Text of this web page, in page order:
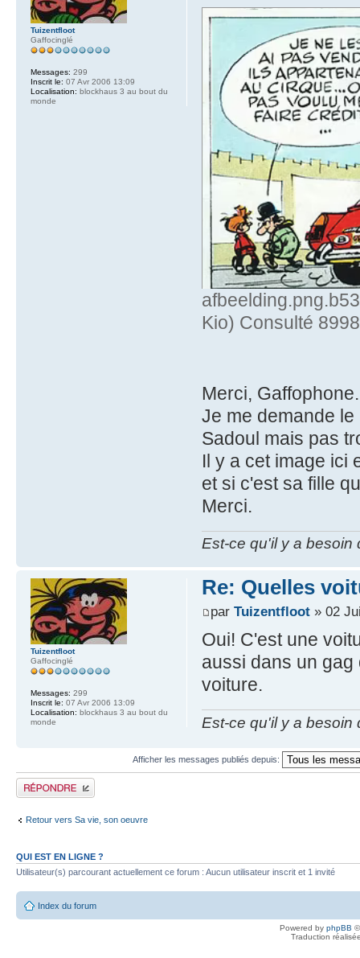
Kio) Consulté
Merci, Gaffophone.
Je me demande
Sadoul mais pas
Il y a cet image ici
et si c'est sa fille
Merci.
Est-ce qu'il y a besoin
Tuizentfloot
Gaffocinglé
Messages: 299
Inscrit le: 07 Avr 2006 13:09
Localisation: blockhaus 3 au bout du
monde
Re: Quelles
par Tuizentfloot» 02
Oui! C'est une
aussi dans un gag
voiture.
Est-ce qu'il y a besoin
Tuizentfloot
Gaffocinglé
Messages: 299
Inscrit le: 07 Avr 2006 13:09
Localisation: blockhaus 3 au bout du
monde
Afficher les messages publiés depuis:
Publier une réponse
Retour vers Sa vie, son oeuvre
QUI EST EN LIGNE ?
Utilisateur(s) parcourant actuellement ce forum : Aucun utilisateur inscrit et 1 invité
Index du forum
Powered by phpBB
Traduction